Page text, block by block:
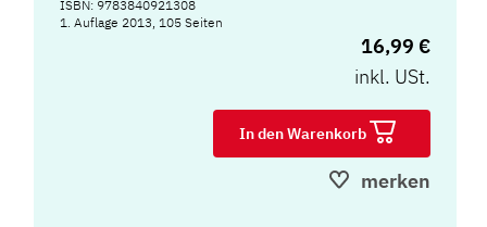
ISBN: 9783840921308
1. Auflage 2013, 105 Seiten
16,99 €
inkl. USt.
In den Warenkorb
merken